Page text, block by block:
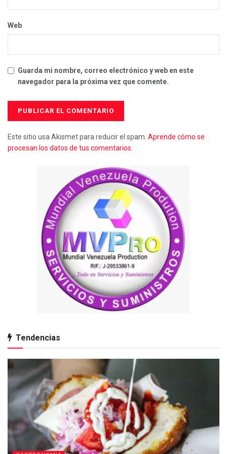
Web
Guarda mi nombre, correo electrónico y web en este
navegador para la próxima vez que comente.
Este sitio usa Akismet para reducir el spam. Aprende cómo se
procesan los datos de tus comentarios.
Tendencias